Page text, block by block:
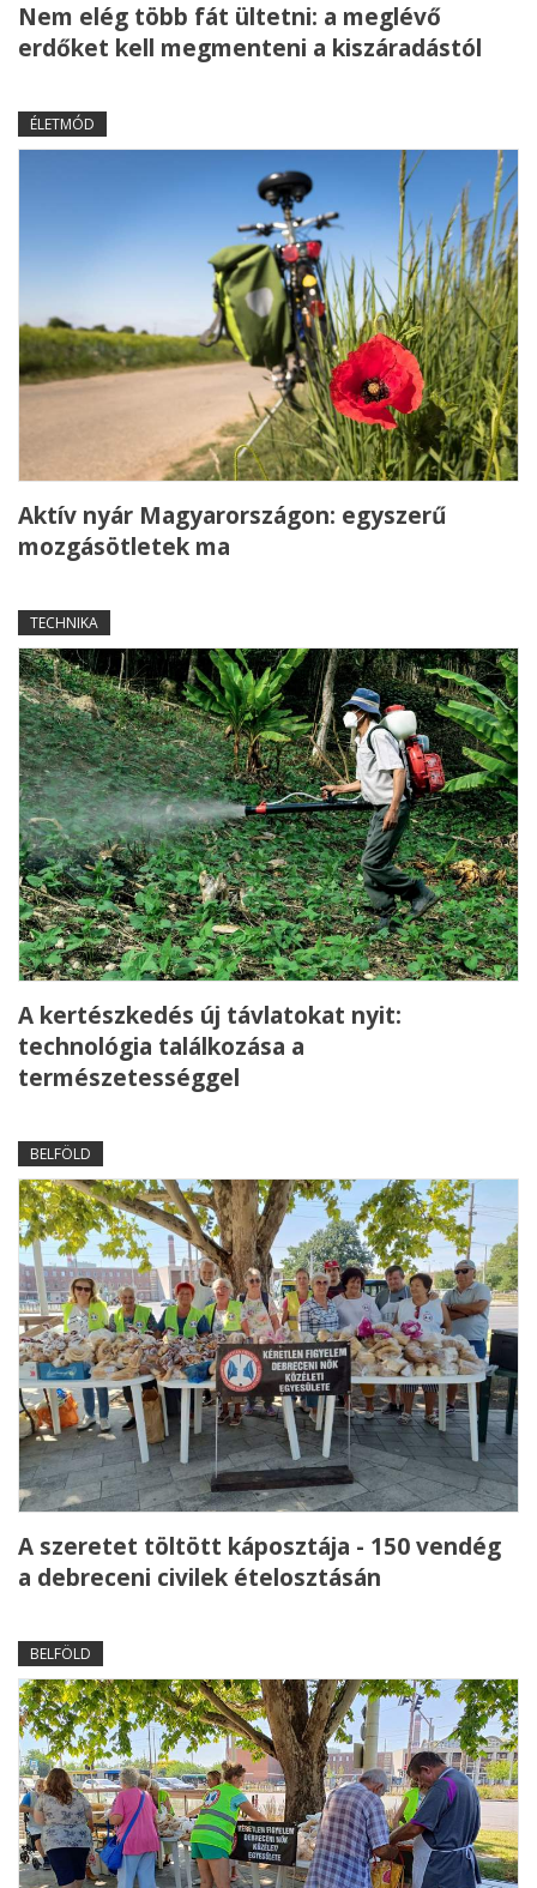
Nem elég több fát ültetni: a meglévő
erdőket kell megmenteni a kiszáradástól
ÉLETMÓD
Aktív nyár Magyarországon: egyszerű
mozgásötletek ma
TECHNIKA
A kertészkedés új távlatokat nyit:
technológia találkozása a
természetességgel
BELFÖLD
A szeretet töltött káposztája - 150 vendég
a debreceni civilek ételosztásán
BELFÖLD